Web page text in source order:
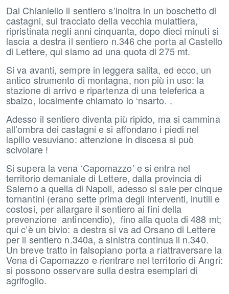
Dal Chianiello il sentiero s’inoltra in un boschetto di
castagni, sul tracciato della vecchia mulattiera,
ripristinata negli anni cinquanta, dopo dieci minuti si
lascia a destra il sentiero n.346 che porta al Castello
di Lettere, qui siamo ad una quota di 275 mt.
Si va avanti, sempre in leggera salita, ed ecco, un
antico strumento di montagna, non più in uso: la
stazione di arrivo e ripartenza di una teleferica a
sbalzo, localmente chiamato lo ‘nsarto. .
Adesso il sentiero diventa più ripido, ma si cammina
all’ombra dei castagni e si affondano i piedi nel
lapillo vesuviano: attenzione in discesa si può
scivolare !
Si supera la vena ‘Capomazzo’ e si entra nel
territorio demaniale di Lettere, dalla provincia di
Salerno a quella di Napoli, adesso si sale per cinque
tornantini (erano sette prima degli interventi, inutili e
costosi, per allargare il sentiero ai fini della
prevenzione antincendio), fino alla quota di 488 mt;
qui c’è un bivio: a destra si va ad Orsano di Lettere
per il sentiero n.340a, a sinistra continua il n.340.
Un breve tratto in falsopiano porta a riattraversare la
Vena di Capomazzo e rientrare nel territorio di Angri:
si possono osservare sulla destra esemplari di
agrifoglio.